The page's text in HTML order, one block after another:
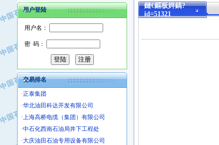
用户登陆
用户名：
密 码：
交易排名
·浙江瑞普环境技术有限公司
·华北石油新大禹环保设备有限公司
·河北翼凌机械制造总厂
·萍乡市庞泰化工填料有限公司
·上海宝钢商贸有限公司
·辽河石油勘探局总机械厂
·正泰集团
·华北油田科达开发有限公司
·上海高桥电缆（集团）有限公司
·中石化西南石油局井下工程处
·大庆油田石油专用设备有限公司
鏈€鏂板姩鎬?
id=51321